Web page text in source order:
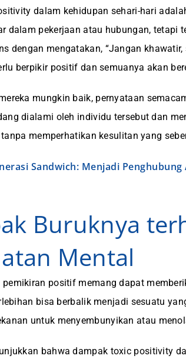
dalam kehidupan sehari-hari
dalam pekerjaan atau hubungan, tetapi
dengan mengatakan, “Jangan
berpikir positif dan semuanya akan
mungkin baik, pernyataan
dialami oleh individu tersebut dan
memperhatikan kesulitan yang
Sandwich: Menjadi
Buruknya
Mental
pemikiran positif memang dapat
bisa berbalik menjadi sesuatu
untuk menyembunyikan atau
bahwa dampak toxic positivity